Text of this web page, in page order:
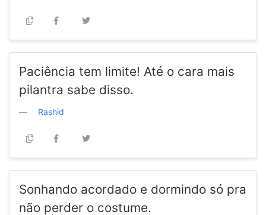
Paciência tem limite! Até o cara mais
pilantra sabe disso.
Rashid
Sonhando acordado e dormindo só pra
não perder o costume.